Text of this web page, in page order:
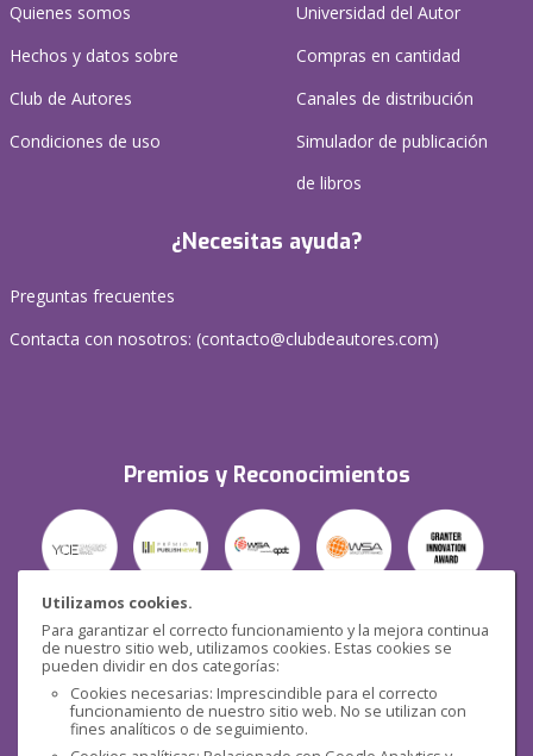
Utilizamos cookies.
Para garantizar el correcto funcionamiento y la mejora continua
de nuestro sitio web, utilizamos cookies. Estas cookies se
pueden dividir en dos categorías:
Cookies necesarias: Imprescindible para el correcto
funcionamiento de nuestro sitio web. No se utilizan con
fines analíticos o de seguimiento.
Quienes somos
Hechos y datos sobre
Club de Autores
Condiciones de uso
Universidad del Autor
Compras en cantidad
Canales de distribución
Simulador de publicación
de libros
¿Necesitas ayuda?
Preguntas frecuentes
Contacta con nosotros: (contacto@clubdeautores.com)
Premios y Reconocimientos
Seguridad